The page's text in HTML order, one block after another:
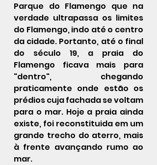
Parque do Flamengo que na
verdade ultrapassa os limites
do Flamengo, indo até o centro
da cidade. Portanto, até o final
do século 19, a praia do
Flamengo ficava mais para
"dentro", chegando
praticamente onde estão os
prédios cuja fachada se voltam
para o mar. Hoje a praia ainda
existe, foi reconstituida em um
grande trecho do aterro, mais
à frente avançando rumo ao
mar.